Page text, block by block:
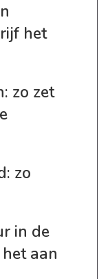
het
zo zet
zo
in de
aan